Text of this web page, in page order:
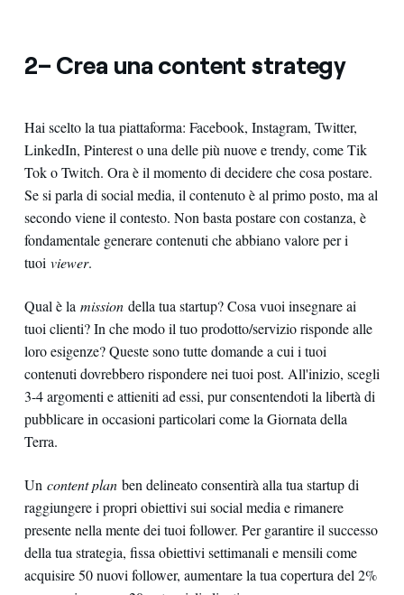
2– Crea una content strategy
Hai scelto la tua piattaforma: Facebook, Instagram, Twitter,
LinkedIn, Pinterest o una delle più nuove e trendy, come Tik
Tok o Twitch. Ora è il momento di decidere che cosa postare.
Se si parla di social media, il contenuto è al primo posto, ma al
secondo viene il contesto. Non basta postare con costanza, è
fondamentale generare contenuti che abbiano valore per i
tuoi viewer.
Qual è la missiondella tua startup? Cosa vuoi insegnare ai
tuoi clienti? In che modo il tuo prodotto/servizio risponde alle
loro esigenze? Queste sono tutte domande a cui i tuoi
contenuti dovrebbero rispondere nei tuoi post. All'inizio, scegli
3-4 argomenti e attieniti ad essi, pur consentendoti la libertà di
pubblicare in occasioni particolari come la Giornata della
Terra.
Un content planben delineato consentirà alla tua startup di
raggiungere i propri obiettivi sui social media e rimanere
presente nella mente dei tuoi follower. Per garantire il successo
della tua strategia, fissa obiettivi settimanali e mensili come
acquisire 50 nuovi follower, aumentare la tua copertura del 2%